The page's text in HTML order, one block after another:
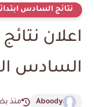
نتائج السادس
اعلان نتائج
السادس
Aboody منذ